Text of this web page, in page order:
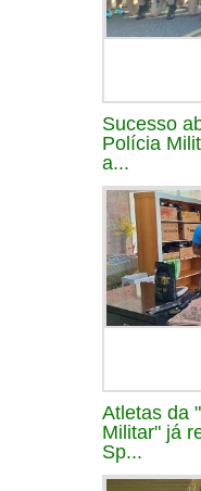
Sucesso
Polícia
a...
Atletas da
Militar" já
Sp...